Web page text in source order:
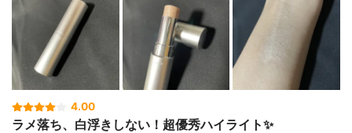
4.00
ラメ落ち、白浮きしない！超優秀ハイライト✨